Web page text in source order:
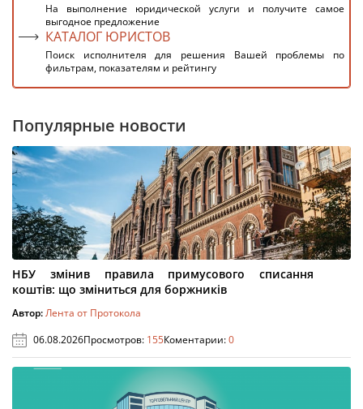
На выполнение юридической услуги и получите самое
выгодное предложение
КАТАЛОГ ЮРИСТОВ
Поиск исполнителя для решения Вашей проблемы по
фильтрам, показателям и рейтингу
Популярные новости
НБУ змінив правила примусового списання
коштів: що зміниться для боржників
Автор:Лента от Протокола
06.08.2026Просмотров: 155Коментарии:0